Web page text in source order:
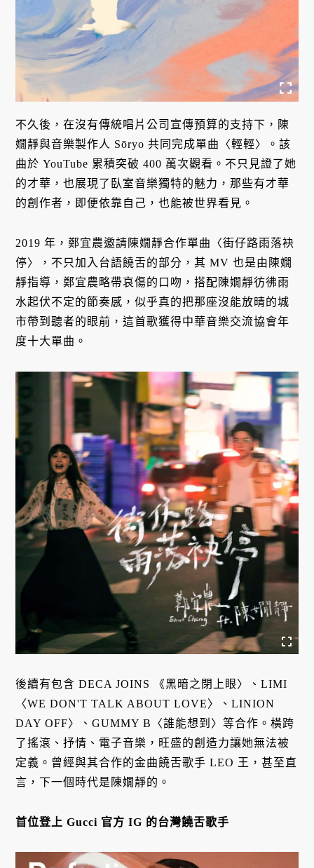
不久後，在沒有傳統唱片公司宣傳預算的支持下，陳
嫺靜與音樂製作人 Sōryo 共同完成單曲〈輕輕〉。該
曲於 YouTube 累積突破 400 萬次觀看。不只見證了她
的才華，也展現了臥室音樂獨特的魅力，那些有才華
的創作者，即便依靠自己，也能被世界看見。
2019 年，鄭宜農邀請陳嫺靜合作單曲〈街仔路雨落袂
停〉，不只加入台語饒舌的部分，其 MV 也是由陳嫺
靜指導，鄭宜農略帶哀傷的口吻，搭配陳嫺靜彷彿雨
水起伏不定的節奏感，似乎真的把那座沒能放晴的城
市帶到聽者的眼前，這首歌獲得中華音樂交流協會年
度十大單曲。
後續有包含 DECA JOINS 《黑暗之閉上眼〉、LIMI
〈WE DON'T TALK ABOUT LOVE〉、LINION
DAY OFF〉、GUMMY B〈誰能想到〉等合作。橫跨
了搖滾、抒情、電子音樂，旺盛的創造力讓她無法被
定義。曾經與其合作的金曲饒舌歌手 LEO 王，甚至直
言，下一個時代是陳嫺靜的。
首位登上 Gucci 官方 IG 的台灣饒舌歌手